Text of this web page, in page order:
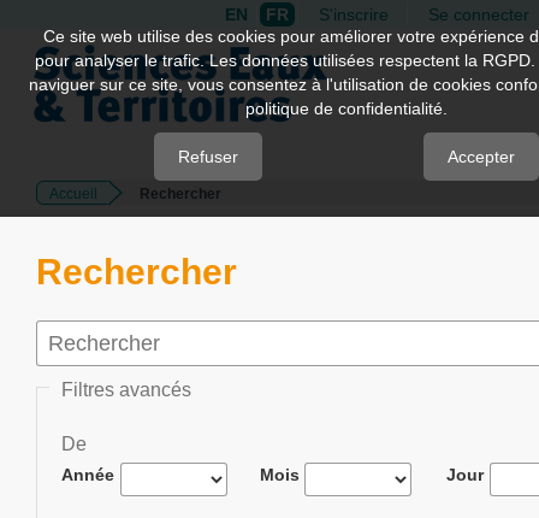
Quick
jump
page
Main
Content
EN FR S'inscrire Se connecter
Accueil Rechercher
Rechercher
Filtres avancés
De
Année Mois Jour
Ce site web utilise des cookies pour améliorer votre expérience
pour analyser le trafic. Les données utilisées respectent la
naviguer sur ce site, vous consentez à l'utilisation de cookies
politique de confidentialité.
Refuser Accepter